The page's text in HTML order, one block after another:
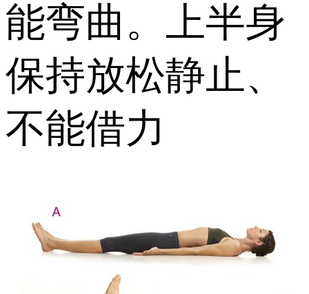
能弯曲。上半身
保持放松静止、
不能借力